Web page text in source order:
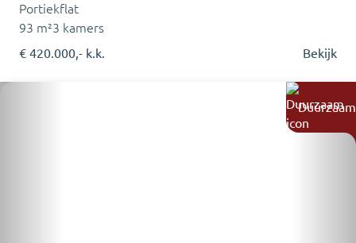
Portiekflat
93 m²3 kamers
€ 420.000,- k.k.
Bekijk
Duurzaam